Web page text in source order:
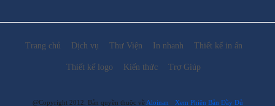
Trang chủ Dịch vụ Thư Viện In nhanh Thiết kế in ấn
Thiết kế logo Kiến thức Trợ Giúp
@Copyright 2012. Bản quyền thuộc về Aloinan Xem Phiên Bản Đầy Đủ